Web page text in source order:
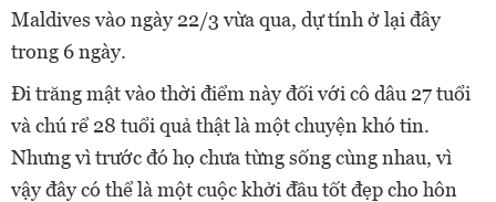
Maldives vào ngày 22/3 vừa qua, dự tính ở lại đây
trong 6 ngày.
Đi trăng mật vào thời điểm này đối với cô dâu 27 tuổi
và chú rể 28 tuổi quả thật là một chuyện khó tin.
Nhưng vì trước đó họ chưa từng sống cùng nhau, vì
vậy đây có thể là một cuộc khởi đầu tốt đẹp cho hôn